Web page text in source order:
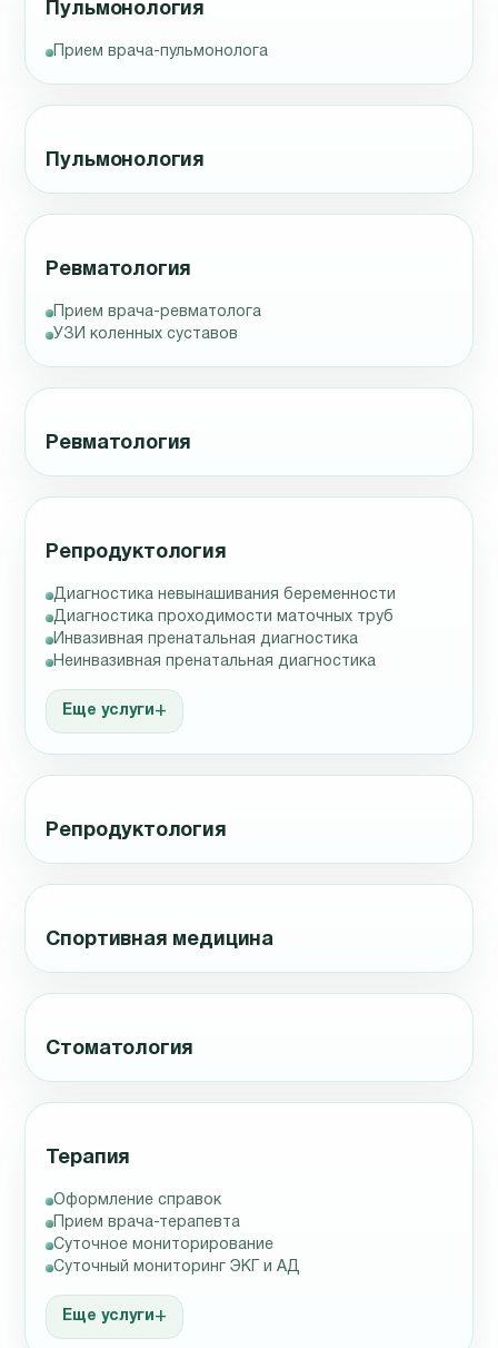
Пульмонология
Прием врача-пульмонолога
Пульмонология
Ревматология
Прием врача-ревматолога
УЗИ коленных суставов
Ревматология
Репродуктология
Диагностика невынашивания беременности
Диагностика проходимости маточных труб
Инвазивная пренатальная диагностика
Неинвазивная пренатальная диагностика
Еще услуги
Репродуктология
Спортивная медицина
Стоматология
Терапия
Оформление справок
Прием врача-терапевта
Суточное мониторирование
Суточный мониторинг ЭКГ и АД
Еще услуги